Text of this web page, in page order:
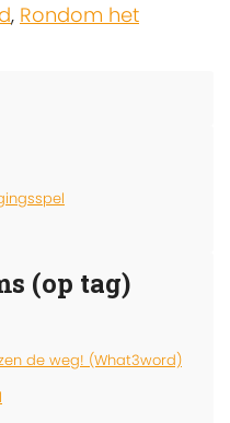
, Rondom het
(op tag)
de weg! (What3word)